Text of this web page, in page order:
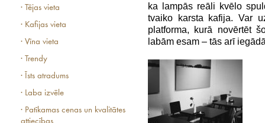
· Tējas vieta
· Kafijas vieta
· Vīna vieta
· Trendy
· Īsts atradums
· Laba izvēle
· Patīkamas cenas un kvalitātes
ka lampās reāli kvēlo
tvaiko karsta kafija. Var
platforma, kurā novērtēt
labām esam – tās arī